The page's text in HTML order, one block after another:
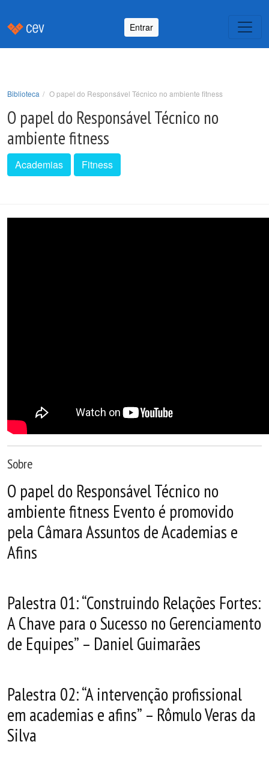
Entrar
Biblioteca O papel do Responsável Técnico no ambiente fitness
O papel do Responsável Técnico no
ambiente fitness
Academias Fitness
Sobre
O papel do Responsável Técnico no
ambiente fitness Evento é promovido
pela Câmara Assuntos de Academias e
Afins
Palestra 01: “Construindo Relações Fortes:
A Chave para o Sucesso no Gerenciamento
de Equipes” – Daniel Guimarães
Palestra 02: “A intervenção profissional
em academias e afins” – Rômulo Veras da
Silva